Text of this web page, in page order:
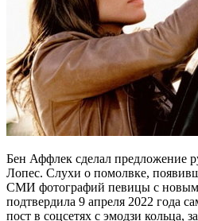
Бен Аффлек сделал предложение
Лопес. Слухи о помолвке,
СМИ фотографий певицы с новым
подтвердила 9 апреля 2022 года
пост в соцсетях с эмодзи кольца,